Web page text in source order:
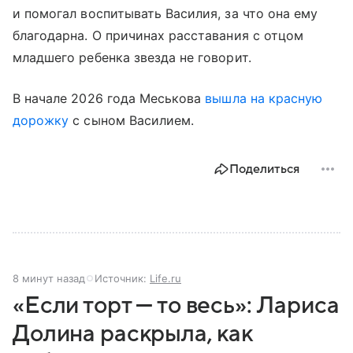
и помогал воспитывать Василия, за что она ему
благодарна. О причинах расставания с отцом
младшего ребенка звезда не говорит.
В начале 2026 года Меськова вышла на красную
дорожку с сыном Василием.
Поделиться
8 минут назад Источник: Life.ru
«Если торт — то весь»: Лариса
Долина раскрыла, как